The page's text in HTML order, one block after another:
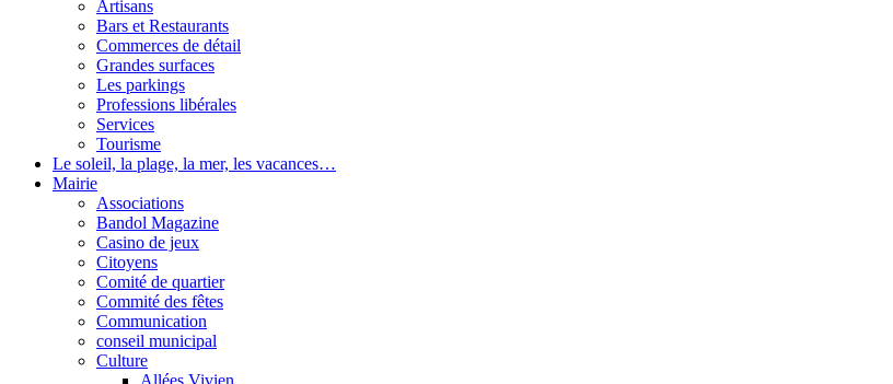
Artisans
Bars et Restaurants
Commerces de détail
Grandes surfaces
Les parkings
Professions libérales
Services
Tourisme
Le soleil, la plage, la mer, les vacances…
Mairie
Associations
Bandol Magazine
Casino de jeux
Citoyens
Comité de quartier
Commité des fêtes
Communication
conseil municipal
Culture
Allées Vivien